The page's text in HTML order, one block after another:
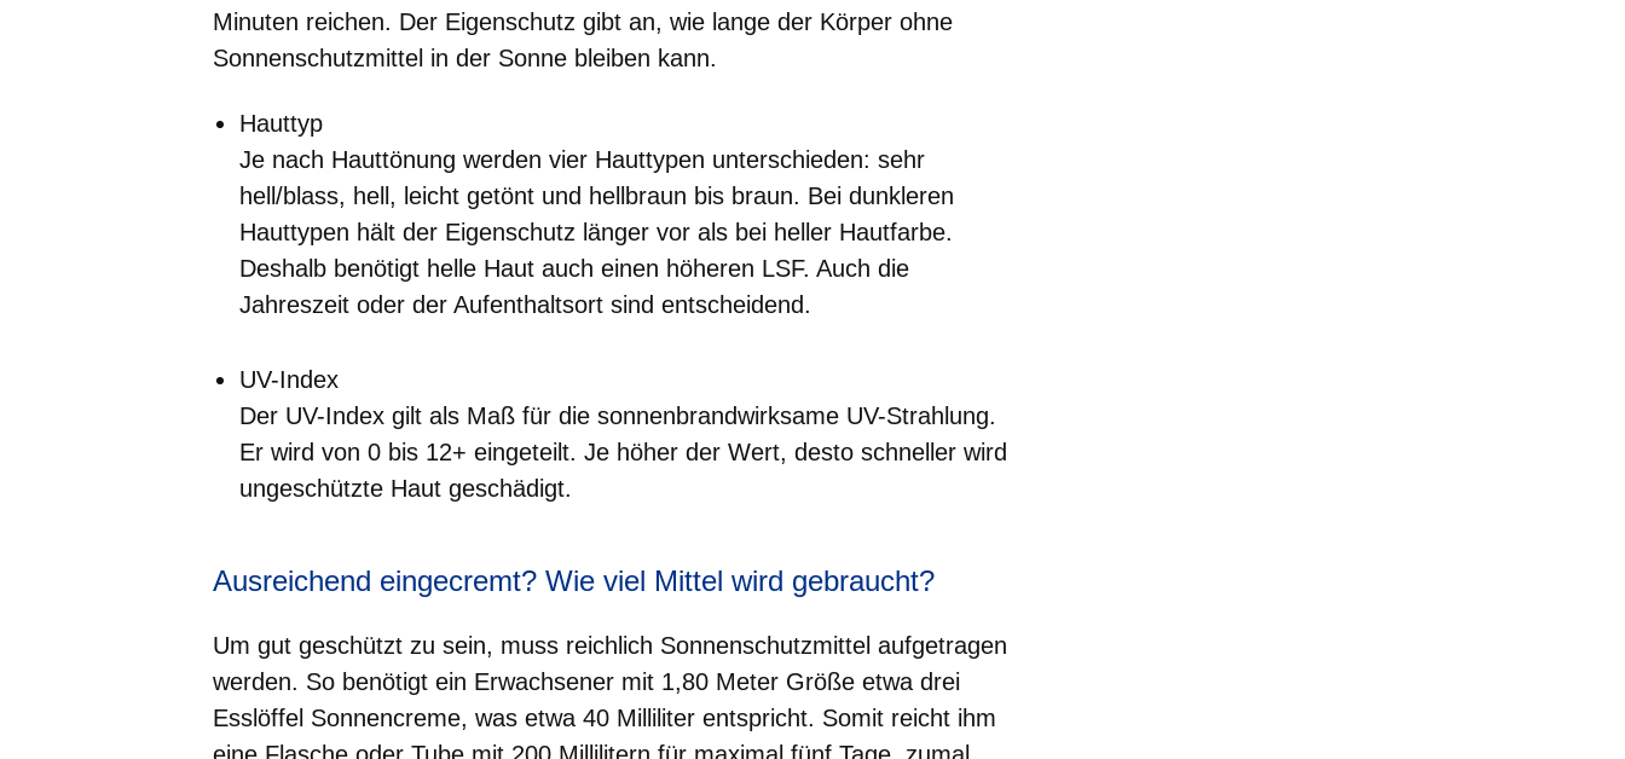
Minuten reichen. Der Eigenschutz gibt an, wie lange der Körper ohne
Sonnenschutzmittel in der Sonne bleiben kann.
Hauttyp
Je nach Hauttönung werden vier Hauttypen unterschieden: sehr
hell/blass, hell, leicht getönt und hellbraun bis braun. Bei dunkleren
Hauttypen hält der Eigenschutz länger vor als bei heller Hautfarbe.
Deshalb benötigt helle Haut auch einen höheren LSF. Auch die
Jahreszeit oder der Aufenthaltsort sind entscheidend.
UV-Index
Der UV-Index gilt als Maß für die sonnenbrandwirksame UV-Strahlung.
Er wird von 0 bis 12+ eingeteilt. Je höher der Wert, desto schneller wird
ungeschützte Haut geschädigt.
Ausreichend eingecremt? Wie viel Mittel wird gebraucht?
Um gut geschützt zu sein, muss reichlich Sonnenschutzmittel aufgetragen
werden. So benötigt ein Erwachsener mit 1,80 Meter Größe etwa drei
Esslöffel Sonnencreme, was etwa 40 Milliliter entspricht. Somit reicht ihm